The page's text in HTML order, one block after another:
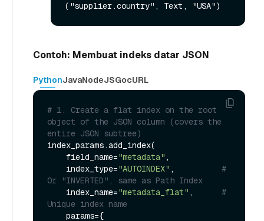
Contoh: Membuat indeks datar JSON
PythonJavaNodeJSGocURL
# 1. Create a flat index on the root
object of the JSON column (covers the
entire JSON subtree)
index_params.add_index(
    field_name=
"metadata" ,
    index_type=
"AUTOINDEX" , #
Or "INVERTED", same as Path Index
    index_name=
"metadata_flat" , #
Unique index name